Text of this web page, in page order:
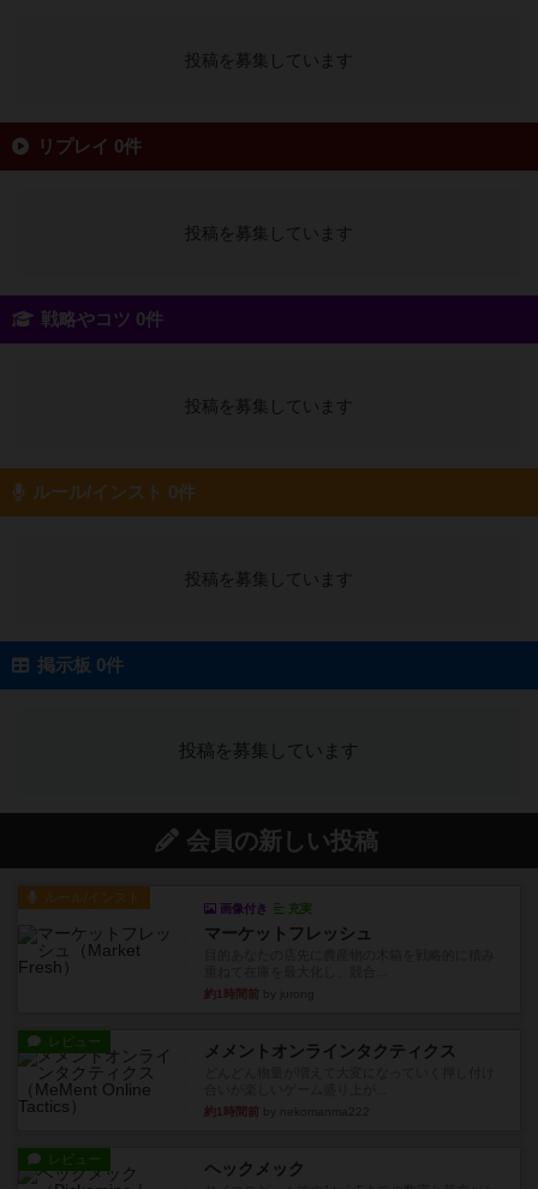
投稿を募集しています
リプレイ 0件
投稿を募集しています
戦略やコツ 0件
投稿を募集しています
ルール/インスト 0件
投稿を募集しています
掲示板 0件
投稿を募集しています
会員の新しい投稿
ルール/インスト
画像付き 充実
マーケットフレッシュ
約1時間前
レビュー メメントオンラインタクティクス
約1時間前
レビュー ヘックメック